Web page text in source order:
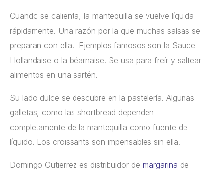
Cuando se calienta, la mantequilla se vuelve líquida
rápidamente. Una razón por la que muchas salsas se
preparan con ella. Ejemplos famosos son la Sauce
Hollandaise o la béarnaise. Se usa para freír y saltear
alimentos en una sartén.
Su lado dulce se descubre en la pastelería. Algunas
galletas, como las shortbread dependen
completamente de la mantequilla como fuente de
líquido. Los croissants son impensables sin ella.
Domingo Gutierrez es distribuidor de margarina de